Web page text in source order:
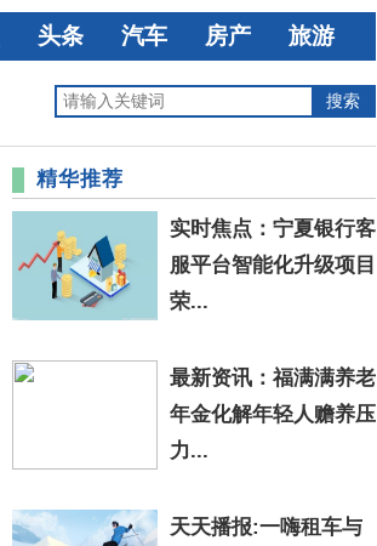
头条 汽车 房产
旅游
精华推荐
实时焦点：宁夏银行客
服平台智能化升级项目
荣...
最新资讯：福满满养老
年金化解年轻人赡养压
力...
天天播报:一嗨租车与